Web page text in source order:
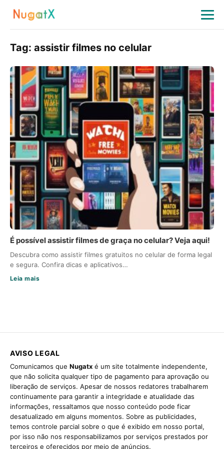
Tag: assistir filmes no celular
É possível assistir filmes de graça no celular? Veja aqui!
Descubra como assistir filmes gratuitos no celular de forma legal
e segura. Confira dicas e aplicativos…
Leia mais
AVISO LEGAL
Comunicamos que Nugatx é um site totalmente independente,
que não solicita qualquer tipo de pagamento para aprovação ou
liberação de serviços. Apesar de nossos redatores trabalharem
continuamente para garantir a integridade e atualidade das
informações, ressaltamos que nosso conteúdo pode ficar
desatualizado em alguns momentos. Sobre as publicidades,
temos controle parcial sobre o que é exibido em nosso portal,
por isso não nos responsabilizamos por serviços prestados por
terceiros e oferecidos por meio de anúncios.